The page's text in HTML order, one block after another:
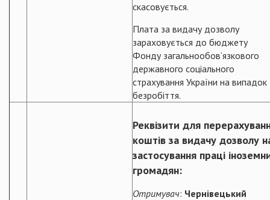
скасовується.
Плата за видачу дозволу
зараховується до бюджету
Фонду загальнообов’язкового
державного соціального
страхування України на випадок
безробіття.
Реквізити для
коштів за видачу дозволу
застосування праці
громадян:
Отримувач: Чернівецький